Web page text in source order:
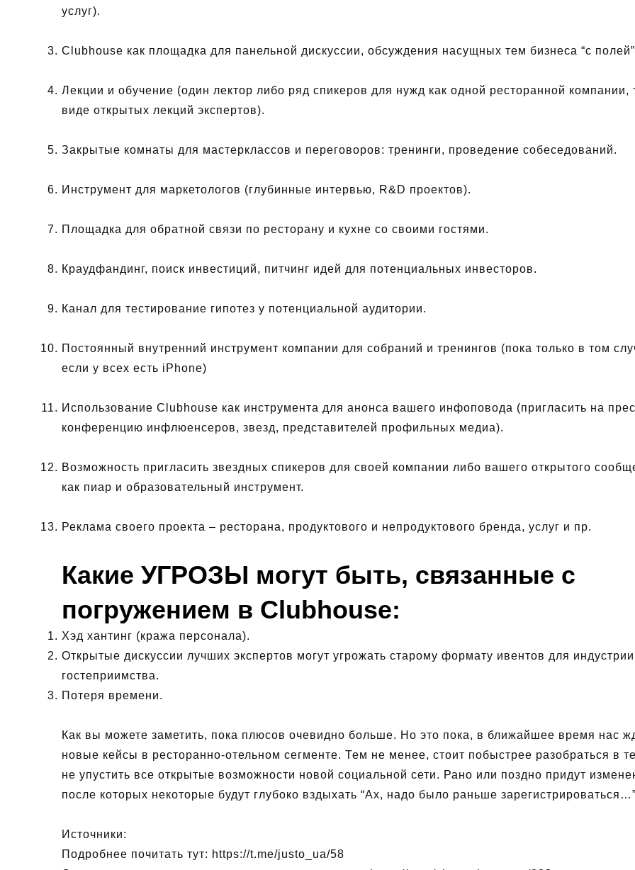
услуг).
Clubhouse как площадка для панельной дискуссии, обсуждения насущных тем бизнеса “с
Лекции и обучение (один лектор либо ряд спикеров для нужд как одной ресторанной компании,
виде открытых лекций экспертов).
Закрытые комнаты для мастерклассов и переговоров: тренинги, проведение собеседований.
Инструмент для маркетологов (глубинные интервью, R&D проектов).
Площадка для обратной связи по ресторану и кухне со своими гостями.
Краудфандинг, поиск инвестиций, питчинг идей для потенциальных инвесторов.
Канал для тестирование гипотез у потенциальной аудитории.
Постоянный внутренний инструмент компании для собраний и тренингов (пока только в том
если у всех есть iPhone)
Использование Clubhouse как инструмента для анонса вашего инфоповода (пригласить на
конференцию инфлюенсеров, звезд, представителей профильных медиа).
Возможность пригласить звездных спикеров для своей компании либо вашего открытого
как пиар и образовательный инструмент.
Реклама своего проекта – ресторана, продуктового и непродуктового бренда, услуг и пр.
Какие УГРОЗЫ могут быть, связанные с
погружением в Clubhouse:
Хэд хантинг (кража персонала).
Открытые дискуссии лучших экспертов могут угрожать старому формату ивентов для индустрии
гостеприимства.
Потеря времени.
Как вы можете заметить, пока плюсов очевидно больше. Но это пока, в ближайшее время нас
новые кейсы в ресторанно-отельном сегменте. Тем не менее, стоит побыстрее разобраться в
не упустить все открытые возможности новой социальной сети. Рано или поздно придут
после которых некоторые будут глубоко вздыхать “Ах, надо было раньше зарегистрироваться…”
Источники:
Подробнее почитать тут: https://t.me/justo_ua/58